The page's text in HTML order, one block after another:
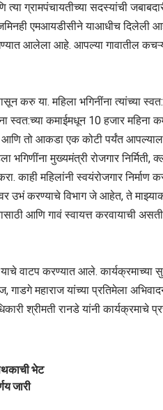
ग्रामपंचायतीच्या सदस्यांची
एमआयडीसीने याआधीच दिलेली
आलेला आहे. आपल्या गावातील
या. महिला भगिनींना त्यांच्या
स्वत:च्या कमाईमधून 10 हजार महिना
आणि तो आकडा एक कोटी पर्यंत
भगिणींना मुख्यमंत्री रोजगार निर्मिती,
काही महिलांनी स्वयंरोजगार निर्माण
उभं करण्याचे विभाग जे आहेत, ते
आणि गावं स्वायत्त करवायाची
याचे वाटप करण्यात आले. कार्यक्रमाच्या
गाडगे महाराज यांच्या प्रतिमेला
श्रीमती रानडे यांनी कार्यक्रमाचे
पथकाची भेट
जारी